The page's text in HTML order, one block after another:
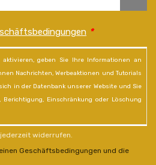
*
aktivieren, geben Sie Ihre Informationen an
Nachrichten, Werbeaktionen und Tutorials
in der Datenbank unserer Website und Sie
Einschränkung oder Löschung
widerrufen.
Geschäftsbedingungen und die